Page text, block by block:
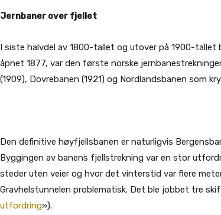
Jernbaner over fjellet
I siste halvdel av 1800-tallet og utover på 1900-
åpnet 1877, var den første norske
(1909), Dovrebanen (1921) og Nordlandsbanen som
Den definitive høyfjellsbanen er naturligvis
Byggingen av banens fjellstrekning var en stor
steder uten veier og hvor det vinterstid var flere
Gravhelstunnelen problematisk. Det ble jobbet tre
utfordring»).